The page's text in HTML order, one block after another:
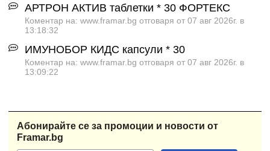
АРТРОН АКТИВ таблетки * 30 ФОРТЕКС
Коментар на: www.framar.bg отговаря от 07 авг 2026г. в
13:18:32
ИМУНОБОР КИДС капсули * 30
Коментар на: www.framar.bg отговаря от 07 авг 2026г. в
13:09:22
Абонирайте се за промоции и новости от
Framar.bg